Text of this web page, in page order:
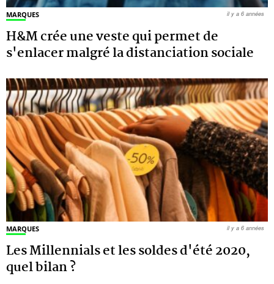
MARQUES
H&M crée une veste qui permet de
s'enlacer malgré la distanciation sociale
il y a 6 années
MARQUES
Les Millennials et les soldes d'été 2020,
quel bilan ?
il y a 6 années